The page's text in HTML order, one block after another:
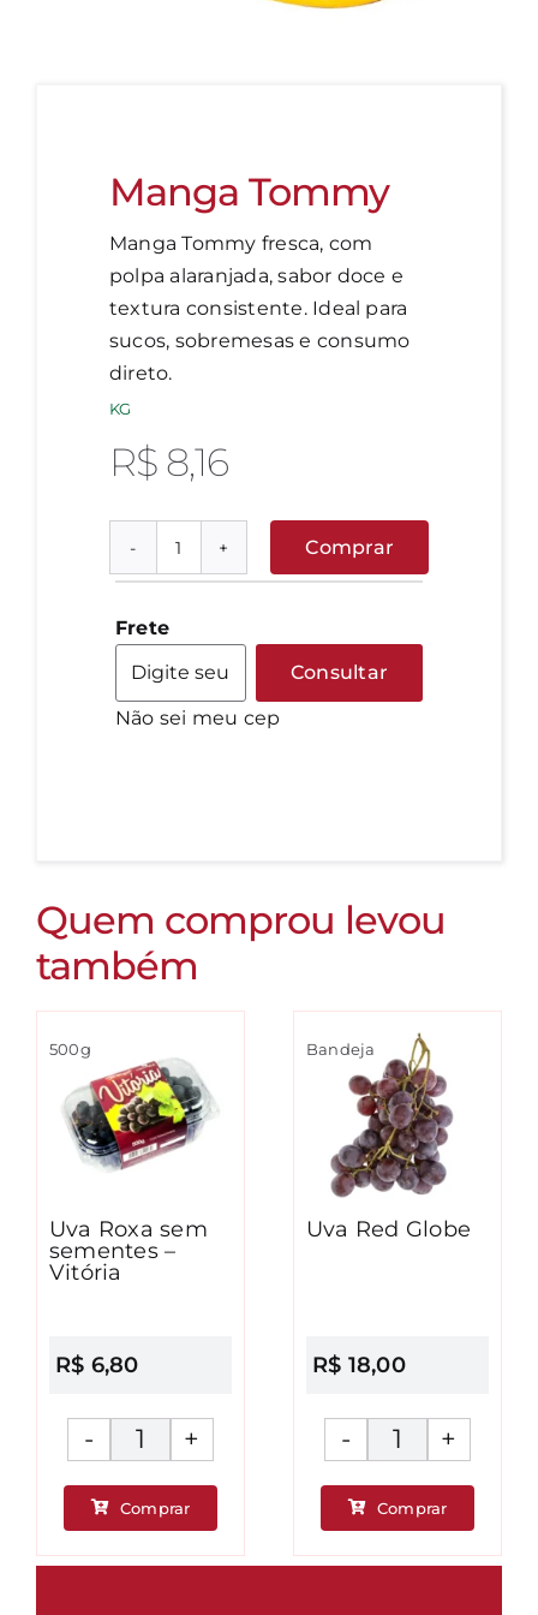
Manga Tommy
Manga Tommy fresca, com
polpa alaranjada, sabor doce e
textura consistente. Ideal para
sucos, sobremesas e consumo
direto.
KG
R$8,16
Comprar
Frete
Consultar
Não sei meu cep
Quem comprou levou
também
500g
Uva Roxa sem
sementes –
Vitória
R$ 6,80
Uva
Roxa
sem
sementes
Comprar
Bandeja
Uva Red Globe
R$ 18,00
Uva
Red
Globe
Comprar